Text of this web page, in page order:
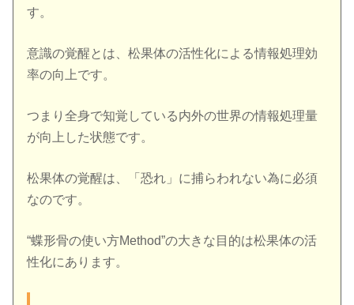
す。
意識の覚醒とは、松果体の活性化による情報処理効
率の向上です。
つまり全身で知覚している内外の世界の情報処理量
が向上した状態です。
松果体の覚醒は、「恐れ」に捕らわれない為に必須
なのです。
“蝶形骨の使い方Method”の大きな目的は松果体の活
性化にあります。